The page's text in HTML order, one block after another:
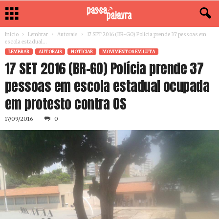
Início Lembrar Autorais
17 SET 2016 (BR-GO) Polícia prende 37 pessoas em
escola estadual...
LEMBRAR AUTORAIS NOTICIAR MOVIMENTOS EM LUTA
17 SET 2016 (BR-GO) Polícia prende 37
pessoas em escola estadual ocupada
em protesto contra OS
17/09/2016 0